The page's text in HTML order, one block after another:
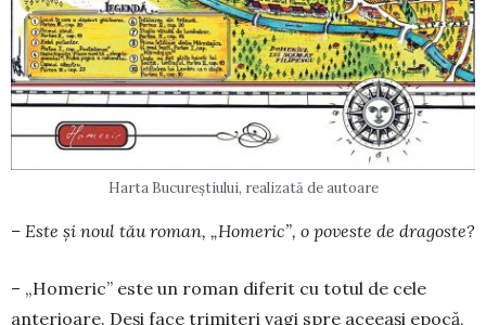
Harta Bucureștiului, realizată de autoare
– Este și noul tău roman, „Homeric”, o poveste de dragoste?
– „Homeric” este un roman diferit cu totul de cele
anterioare. Deși face trimiteri vagi spre aceeași epocă,